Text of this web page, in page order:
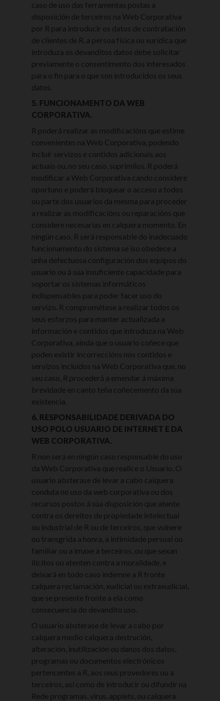
caso de uso das ferramentas postas a
disposición de terceiros na Web Corporativa
por R para introducir os datos de contratación
de clientes de R, a persoa física ou xurídica que
introduza os devanditos datos debe solicitar
previamente o consentimento dos interesados
para o fin para o que son introducidos os seus
datos.
5. FUNCIONAMENTO DA WEB
CORPORATIVA.
R poderá realizar as modificacións que estime
convenientes na Web Corporativa, podendo
incluír servizos e contidos adicionais aos
actuais ou, no seu caso, suprimilos. R poderá
modificar a Web Corporativa cando considere
oportuno e poderá bloquear o acceso a todos
ou parte dos usuarios da mesma para proceder
a realizar as modificacións ou reparacións que
considere necesarias en calquera momento. En
ningún caso, R será responsable do inadecuado
funcionamento do sistema se iso obedece a
unha defectuosa configuración dos equipos do
usuario ou á súa insuficiente capacidade para
soportar os sistemas informáticos
indispensables para poder facer uso do
servizo. R comprométese a realizar todos os
seus esforzos para manter actualizada a
información e contidos que introduza na Web
Corporativa, aínda que o usuario coñece que
poden existir incorreccións nos contidos e
servizos incluídos na Web Corporativa que, no
seu caso, R procederá a emendar á máxima
brevidade en canto teña coñecemento da súa
existencia.
6. RESPONSABILIDADE DERIVADA DO
USO POLO USUARIO DE INTERNET E DA
WEB CORPORATIVA.
R non será en ningún caso responsable do uso
da Web Corporativa que realice o Usuario. O
usuario absterase de levar a cabo calquera
conduta no uso da web corporativa ou dos
recursos postos á súa disposición que atente
contra os dereitos de propiedade intelectual
ou industrial de R ou de terceiros, que vulnere
ou transgrida a honra, a intimidade persoal ou
familiar ou a imaxe a terceiros, ou que sexan
ilícitos ou atenten contra a moralidade, e
deixará en todo caso indemne a R fronte
calquera reclamación, xudicial ou extraxudicial,
que se presente fronte a ela como
consecuencia do devandito uso.
O usuario absterase de levar a cabo por
calquera medio calquera destrución,
alteración, inutilización ou danos dos datos,
programas ou documentos electrónicos
pertencentes a R, aos seus provedores ou a
terceiros, así como de introducir ou difundir na
Rede programas, virus, applets, ou calquera